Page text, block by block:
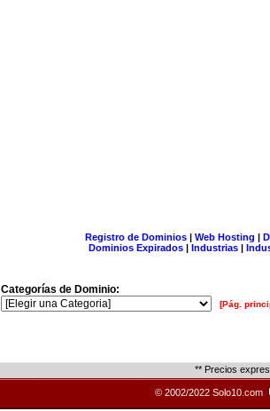
Registro de Dominios| Web Hosting |
Dominios Expirados | Industrias |
Categorías de Dominio:
[Pág.
** Precios
© 2002/2022 Solo10.com